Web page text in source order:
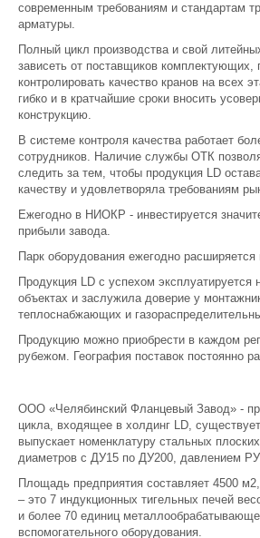
современным требованиям и стандартам
арматуры.
Полный цикл производства и свой
зависеть от поставщиков комплектующих,
контролировать качество кранов на всех
гибко и в кратчайшие сроки вносить
конструкцию.
В системе контроля качества работает
сотрудников. Наличие службы ОТК
следить за тем, чтобы продукция LD
качеству и удовлетворяла требованиям
Ежегодно в НИОКР - инвестируется
прибыли завода.
Парк оборудования ежегодно расширяется
Продукция LD с успехом эксплуатируется
объектах и заслужила доверие у
теплоснабжающих и
Продукцию можно приобрести в каждом
рубежом. География поставок постоянно
ООО «Челябинский Фланцевый Завод» -
цикла, входящее в холдинг LD,
выпускает номенклатуру стальных
диаметров с ДУ15 по ДУ200, давлением
Площадь предприятия составляет 4500
– это 7 индукционных тигельных печей
и более 70 единиц
вспомогательного оборудования.